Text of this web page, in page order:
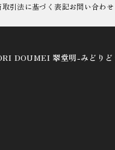
取引法に基づく表記お問い合わせ
DOUMEI 翠堂明-みどりど